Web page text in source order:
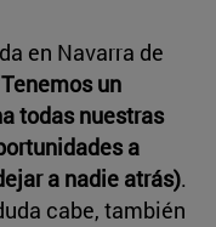
en Navarra de
Tenemos un
todas nuestras
a
a nadie atrás).
cabe, también